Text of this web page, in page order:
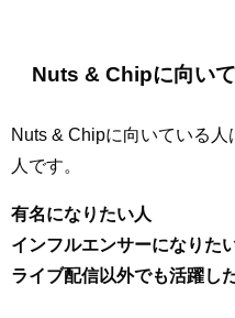
Nuts & Chipに向い
Nuts & Chipに向いている
人です。
有名になりたい人
インフルエンサーになりた
ライブ配信以外でも活躍し